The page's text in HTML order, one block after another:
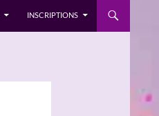
INSCRIPTIONS